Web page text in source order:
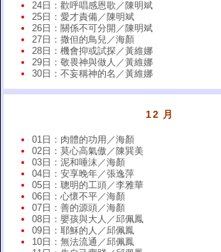
24日：歡呼唱感恩歌／陳明斌
25日：愛才責備／陳明斌
26日：關係不可分開／陳明斌
27日：撒但的鳥兒／海顏
28日：機會抑或試探／黃維娜
29日：敬畏神與做人／黃維娜
30日：不妄稱神的名／黃維娜
12 月
01日：肉體的功用／海顏
02日：莫心高氣傲／陳巽美
03日：泥和唾沫／海顏
04日：安享晚年／張逸萍
05日：聰明的工頭／李雅華
06日：心懷不平／海顏
07日：善的源頭／海顏
08日：嬰孩與大人／邱佩鳳
09日：耶穌的人／邱佩鳳
10日：無法流通／邱佩鳳